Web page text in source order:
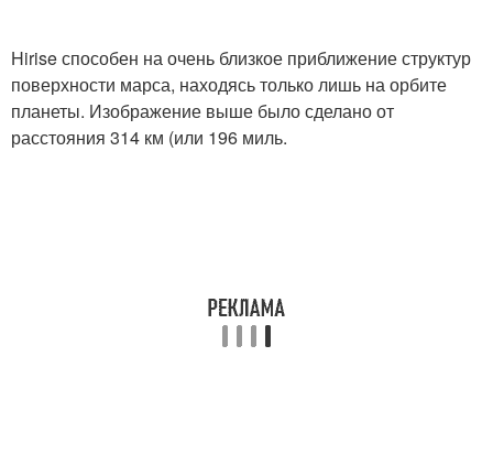
Hirise способен на очень близкое приближение структур
поверхности марса, находясь только лишь на орбите
планеты. Изображение выше было сделано от
расстояния 314 км (или 196 миль.